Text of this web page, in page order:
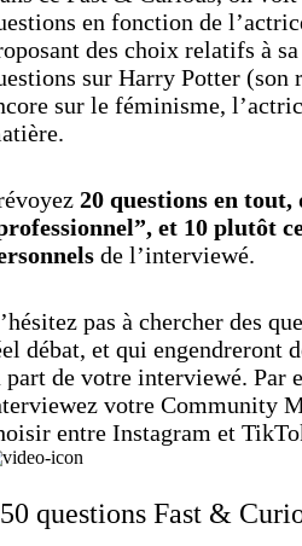
en fonction de
des choix relatifs à
sur Harry Potter (son
sur le féminisme,
20 questions en tout,
et 10 plutôt
de l’interviewé.
pas à chercher des
débat, et qui engendreront
part de votre interviewé. Par
votre Community
entre Instagram et
questions Fast &